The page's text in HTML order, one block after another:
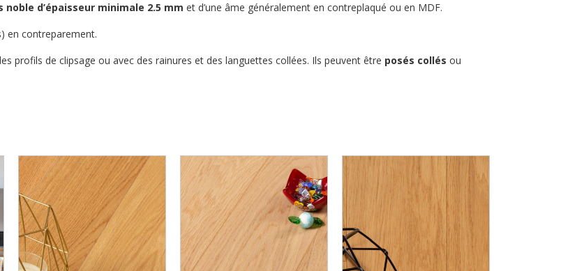
d’épaisseur minimale 2.5 mm et d’une âme généralement en contreplaqué ou en MDF.
en contreparement.
profils de clipsage ou avec des rainures et des languettes collées. Ils peuvent être posés collés ou